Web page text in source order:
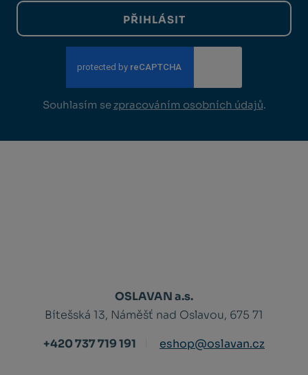
PŘIHLÁSIT
Souhlasím se zpracováním osobních údajů.
OSLAVAN a.s.
Bítešská 13, Náměšť nad Oslavou, 675 71
+420 737 719 191
eshop@oslavan.cz